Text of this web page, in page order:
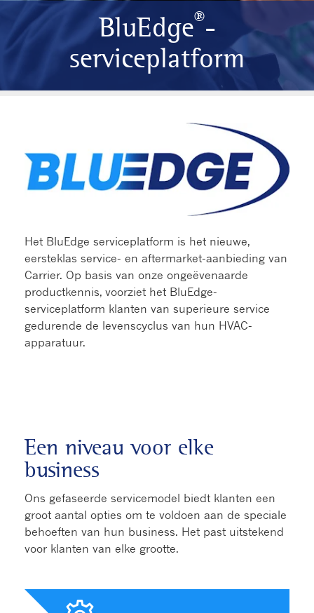
BluEdge®-
serviceplatform
Het BluEdge serviceplatform is het nieuwe,
eersteklas service- en aftermarket-aanbieding van
Carrier. Op basis van onze ongeëvenaarde
productkennis, voorziet het BluEdge-
serviceplatform klanten van superieure service
gedurende de levenscyclus van hun HVAC-
apparatuur.​​
Een niveau voor elke
business
Ons gefaseerde servicemodel biedt klanten een
groot aantal opties om te voldoen aan de speciale
behoeften van hun business. Het past uitstekend
voor klanten van elke grootte.